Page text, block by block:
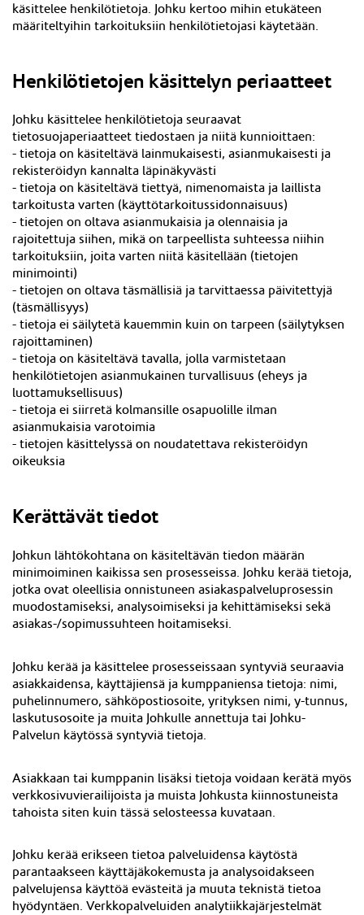
käsittelee henkilötietoja. Johku kertoo mihin etukäteen
määriteltyihin tarkoituksiin henkilötietojasi käytetään.
Henkilötietojen käsittelyn periaatteet
Johku käsittelee henkilötietoja seuraavat
tietosuojaperiaatteet tiedostaen ja niitä kunnioittaen:
- tietoja on käsiteltävä lainmukaisesti, asianmukaisesti ja
rekisteröidyn kannalta läpinäkyvästi
- tietoja on käsiteltävä tiettyä, nimenomaista ja laillista
tarkoitusta varten (käyttötarkoitussidonnaisuus)
- tietojen on oltava asianmukaisia ja olennaisia ja
rajoitettuja siihen, mikä on tarpeellista suhteessa niihin
tarkoituksiin, joita varten niitä käsitellään (tietojen
minimointi)
- tietojen on oltava täsmällisiä ja tarvittaessa päivitettyjä
(täsmällisyys)
- tietoja ei säilytetä kauemmin kuin on tarpeen (säilytyksen
rajoittaminen)
- tietoja on käsiteltävä tavalla, jolla varmistetaan
henkilötietojen asianmukainen turvallisuus (eheys ja
luottamuksellisuus)
- tietoja ei siirretä kolmansille osapuolille ilman
asianmukaisia varotoimia
- tietojen käsittelyssä on noudatettava rekisteröidyn
oikeuksia
Kerättävät tiedot
Johkun lähtökohtana on käsiteltävän tiedon määrän
minimoiminen kaikissa sen prosesseissa. Johku kerää tietoja,
jotka ovat oleellisia onnistuneen asiakaspalveluprosessin
muodostamiseksi, analysoimiseksi ja kehittämiseksi sekä
asiakas-/sopimussuhteen hoitamiseksi.
Johku kerää ja käsittelee prosesseissaan syntyviä seuraavia
asiakkaidensa, käyttäjiensä ja kumppaniensa tietoja: nimi,
puhelinnumero, sähköpostiosoite, yrityksen nimi, y-tunnus,
laskutusosoite ja muita Johkulle annettuja tai Johku-
Palvelun käytössä syntyviä tietoja.
Asiakkaan tai kumppanin lisäksi tietoja voidaan kerätä myös
verkkosivuvierailijoista ja muista Johkusta kiinnostuneista
tahoista siten kuin tässä selosteessa kuvataan.
Johku kerää erikseen tietoa palveluidensa käytöstä
parantaakseen käyttäjäkokemusta ja analysoidakseen
palvelujensa käyttöä evästeitä ja muuta teknistä tietoa
hyödyntäen. Verkkopalveluiden analytiikkajärjestelmät